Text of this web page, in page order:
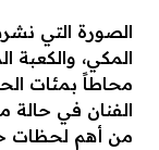
الصورة التي
المكي، والكعبة
محاطاً بمئات
الفنان في حالة
من أهم لحظات